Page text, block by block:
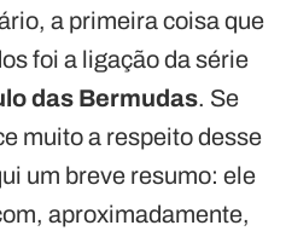
a primeira coisa que
foi a ligação da série
das Bermudas. Se
muito a respeito desse
um breve resumo: ele
aproximadamente,